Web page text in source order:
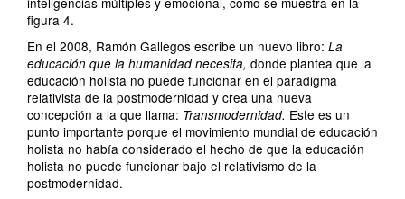
figura 4.
En el 2008, Ramón Gallegos escribe un nuevo libro: La
educación que la humanidad necesita, donde plantea que la
educación holista no puede funcionar en el paradigma
relativista de la postmodernidad y crea una nueva
concepción a la que llama: Transmodernidad. Este es un
punto importante porque el movimiento mundial de educación
holista no había considerado el hecho de que la educación
holista no puede funcionar bajo el relativismo de la
postmodernidad.